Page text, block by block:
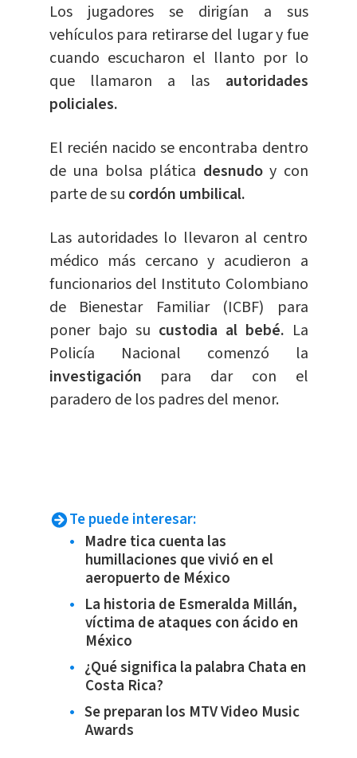
Los jugadores se dirigían a sus
vehículos para retirarse del lugar y fue
cuando escucharon el llanto por lo
que llamaron a las autoridades
policiales.
El recién nacido se encontraba dentro
de una bolsa plática desnudoy con
parte de su cordón umbilical.
Las autoridades lo llevaron al centro
médico más cercano y acudieron a
funcionarios del Instituto Colombiano
de Bienestar Familiar (ICBF) para
poner bajo su custodia al bebé. La
Policía Nacional comenzó la
investigación para dar con el
paradero de los padres del menor.
Te puede interesar:
Madre tica cuenta las
humillaciones que vivió en el
aeropuerto de México
La historia de Esmeralda Millán,
víctima de ataques con ácido en
México
¿Qué significa la palabra Chata en
Costa Rica?
Se preparan los MTV Video Music
Awards